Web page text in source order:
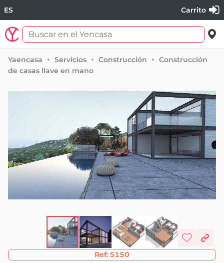
ES Carrito
Yaencasa Servicios Construcción
Construcción
de casas llave en mano
Ref: S150